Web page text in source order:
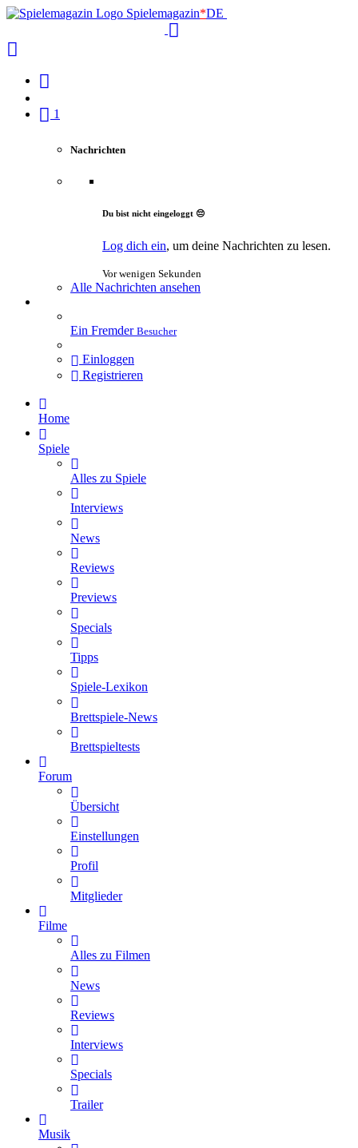
Spielemagazin*DE
1
Nachrichten
Du bist nicht eingeloggt 😔
Log dich ein, um deine Nachrichten zu lesen.
Vor wenigen Sekunden
Alle Nachrichten ansehen
Ein Fremder Besucher
Einloggen
Registrieren
Home
Spiele
Alles zu Spiele
Interviews
News
Reviews
Previews
Specials
Tipps
Spiele-Lexikon
Brettspiele-News
Brettspieltests
Forum
Übersicht
Einstellungen
Profil
Mitglieder
Filme
Alles zu Filmen
News
Reviews
Interviews
Specials
Trailer
Musik